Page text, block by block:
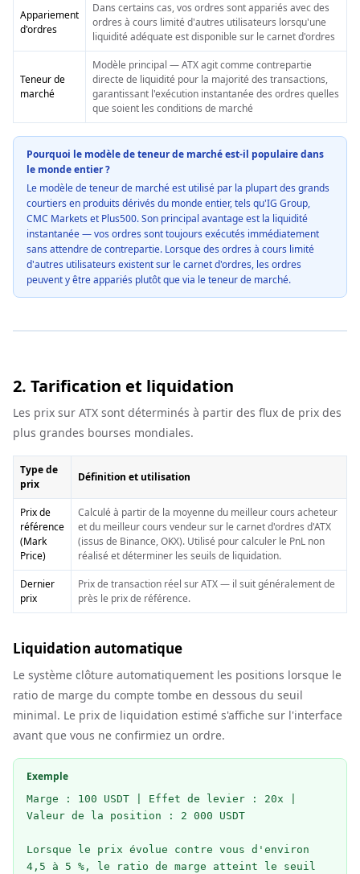
Appariement
d'ordres
Dans certains cas, vos ordres sont appariés avec des
ordres à cours limité d'autres utilisateurs lorsqu'une
liquidité adéquate est disponible sur le carnet d'ordres
Teneur de
marché
Modèle principal — ATX agit comme contrepartie
directe de liquidité pour la majorité des transactions,
garantissant l'exécution instantanée des ordres quelles
que soient les conditions de marché
Pourquoi le modèle de teneur de marché est-il populaire dans
le monde entier ?
Le modèle de teneur de marché est utilisé par la plupart des grands
courtiers en produits dérivés du monde entier, tels qu'IG Group,
CMC Markets et Plus500. Son principal avantage est la liquidité
instantanée — vos ordres sont toujours exécutés immédiatement
sans attendre de contrepartie. Lorsque des ordres à cours limité
d'autres utilisateurs existent sur le carnet d'ordres, les ordres
peuvent y être appariés plutôt que via le teneur de marché.
2. Tarification et liquidation
Les prix sur ATX sont déterminés à partir des flux de prix des
plus grandes bourses mondiales.
Type de
prix
Définition et utilisation
Prix de
référence
(Mark
Price)
Calculé à partir de la moyenne du meilleur cours acheteur
et du meilleur cours vendeur sur le carnet d'ordres d'ATX
(issus de Binance, OKX). Utilisé pour calculer le PnL non
réalisé et déterminer les seuils de liquidation.
Dernier
prix
Prix de transaction réel sur ATX — il suit généralement de
près le prix de référence.
Liquidation automatique
Le système clôture automatiquement les positions lorsque le
ratio de marge du compte tombe en dessous du seuil
minimal. Le prix de liquidation estimé s'affiche sur l'interface
avant que vous ne confirmiez un ordre.
Exemple
Marge : 100 USDT | Effet de levier : 20x |
Valeur de la position : 2 000 USDT
Lorsque le prix évolue contre vous d'environ
4,5 à 5 %, le ratio de marge atteint le seuil